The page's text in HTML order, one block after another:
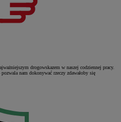
drogowskazem w naszej codziennej pracy.
nam dokonywać rzeczy zdawałoby się